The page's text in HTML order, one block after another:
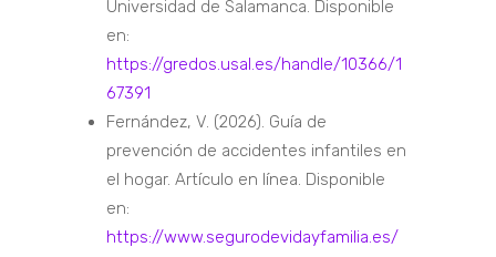
Universidad de Salamanca. Disponible
en:
https://gredos.usal.es/handle/10366/1
67391
Fernández, V. (2026). Guía de
prevención de accidentes infantiles en
el hogar. Artículo en línea. Disponible
en:
https://www.segurodevidayfamilia.es/